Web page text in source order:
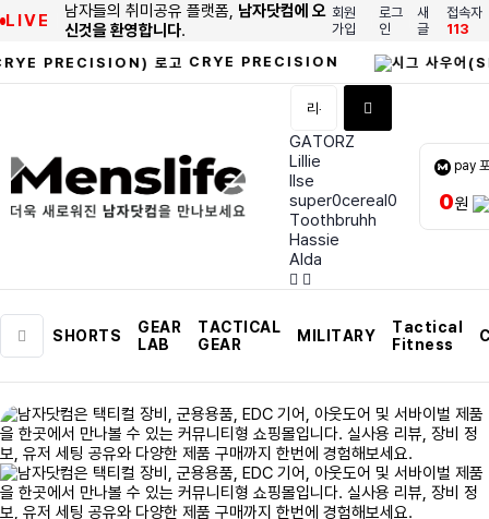
LIVE 남자들의 취미공유 플랫폼, 남자닷컴에 오
신것을 환영합니다.
회원
가입
로그
인
새
글
접속자
113
CRYE PRECISION
GATORZ
Lillie
Ilse
super0cereal0
Toothbruhh
Hassie
Alda
pay
0원
SHORTS
GEAR
LAB
TACTICAL
GEAR
MILITARY
Tactical
Fitness